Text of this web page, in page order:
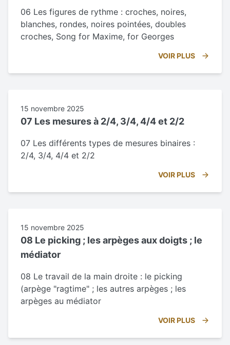
06 Les figures de rythme : croches, noires,
blanches, rondes, noires pointées, doubles
croches, Song for Maxime, for Georges
VOIR PLUS
15 novembre 2025
07 Les mesures à 2/4, 3/4, 4/4 et 2/2
07 Les différents types de mesures binaires :
2/4, 3/4, 4/4 et 2/2
VOIR PLUS
15 novembre 2025
08 Le picking ; les arpèges aux doigts ; le
médiator
08 Le travail de la main droite : le picking
(arpège "ragtime" ; les autres arpèges ; les
arpèges au médiator
VOIR PLUS